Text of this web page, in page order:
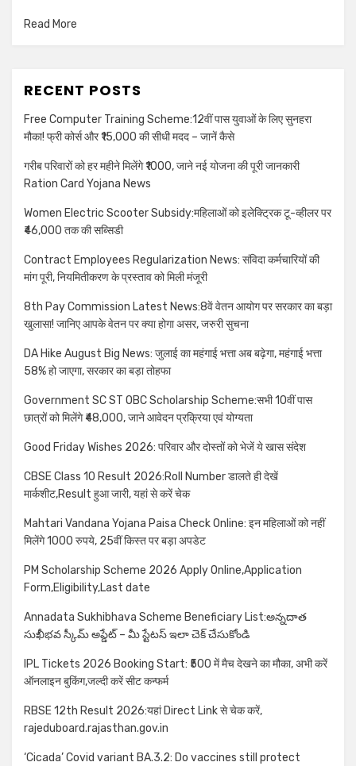
Read More
RECENT POSTS
Free Computer Training Scheme:12वीं पास युवाओं के लिए सुनहरा
मौका! फ्री कोर्स और ₹15,000 की सीधी मदद – जानें कैसे
गरीब परिवारों को हर महीने मिलेंगे ₹1000, जाने नई योजना की पूरी जानकारी
Ration Card Yojana News
Women Electric Scooter Subsidy:महिलाओं को इलेक्ट्रिक टू-व्हीलर पर
₹46,000 तक की सब्सिडी
Contract Employees Regularization News: संविदा कर्मचारियों की
मांग पूरी, नियमितीकरण के प्रस्ताव को मिली मंजूरी
8th Pay Commission Latest News:8वें वेतन आयोग पर सरकार का बड़ा
खुलासा! जानिए आपके वेतन पर क्या होगा असर, जरुरी सुचना
DA Hike August Big News: जुलाई का महंगाई भत्ता अब बढ़ेगा, महंगाई भत्ता
58% हो जाएगा, सरकार का बड़ा तोहफा
Government SC ST OBC Scholarship Scheme:सभी 10वीं पास
छात्रों को मिलेंगे ₹48,000, जाने आवेदन प्रक्रिया एवं योग्यता
Good Friday Wishes 2026: परिवार और दोस्तों को भेजें ये खास संदेश
CBSE Class 10 Result 2026:Roll Number डालते ही देखें
मार्कशीट,Result हुआ जारी, यहां से करें चेक
Mahtari Vandana Yojana Paisa Check Online: इन महिलाओं को नहीं
मिलेंगे 1000 रुपये, 25वीं किस्त पर बड़ा अपडेट
PM Scholarship Scheme 2026 Apply Online,Application
Form,Eligibility,Last date
Annadata Sukhibhava Scheme Beneficiary List:అన్నదాత
సుఖీభవ స్కీమ్ అప్డేట్ – మీ స్టేటస్ ఇలా చెక్ చేసుకోండి
IPL Tickets 2026 Booking Start: ₹500 में मैच देखने का मौका, अभी करें
ऑनलाइन बुकिंग,जल्दी करें सीट कन्फर्म
RBSE 12th Result 2026:यहां Direct Link से चेक करें,
rajeduboard.rajasthan.gov.in
‘Cicada’ Covid variant BA.3.2: Do vaccines still protect